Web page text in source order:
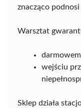
znacząco podnosi
Warsztat
wejściu
Sklep działa